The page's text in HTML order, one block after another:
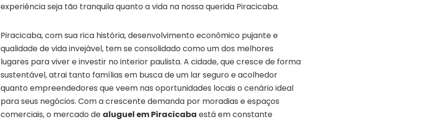
experiência seja tão tranquila quanto a vida na nossa querida Piracicaba.
Piracicaba, com sua rica história, desenvolvimento econômico pujante e
qualidade de vida invejável, tem se consolidado como um dos melhores
lugares para viver e investir no interior paulista. A cidade, que cresce de forma
sustentável, atrai tanto famílias em busca de um lar seguro e acolhedor
quanto empreendedores que veem nas oportunidades locais o cenário ideal
para seus negócios. Com a crescente demanda por moradias e espaços
comerciais, o mercado de aluguel em Piracicaba está em constante